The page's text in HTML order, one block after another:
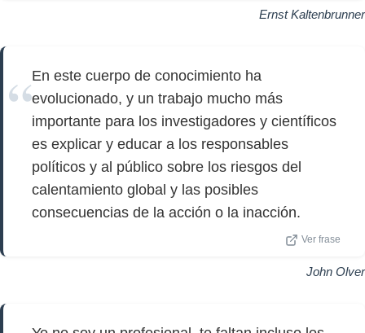
Ernst Kaltenbrunner
En este cuerpo de conocimiento ha
evolucionado, y un trabajo mucho más
importante para los investigadores y científicos
es explicar y educar a los responsables
políticos y al público sobre los riesgos del
calentamiento global y las posibles
consecuencias de la acción o la inacción.
Ver frase
John Olver